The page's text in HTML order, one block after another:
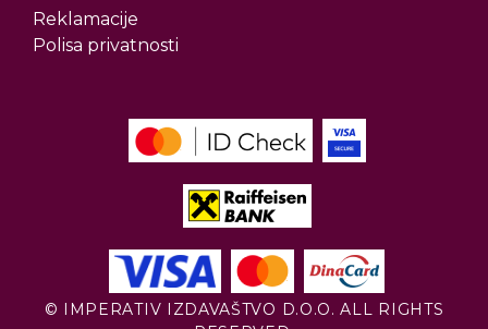
Reklamacije
Polisa privatnosti
© IMPERATIV IZDAVAŠTVO D.O.O. ALL RIGHTS